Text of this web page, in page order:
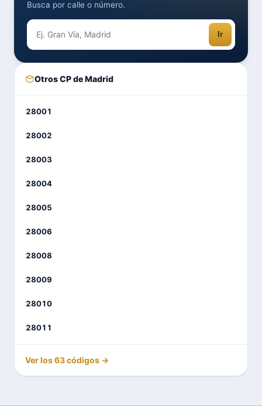
Busca por calle o número.
Ir
Otros CP de Madrid
28001
28002
28003
28004
28005
28006
28008
28009
28010
28011
Ver los 63 códigos →